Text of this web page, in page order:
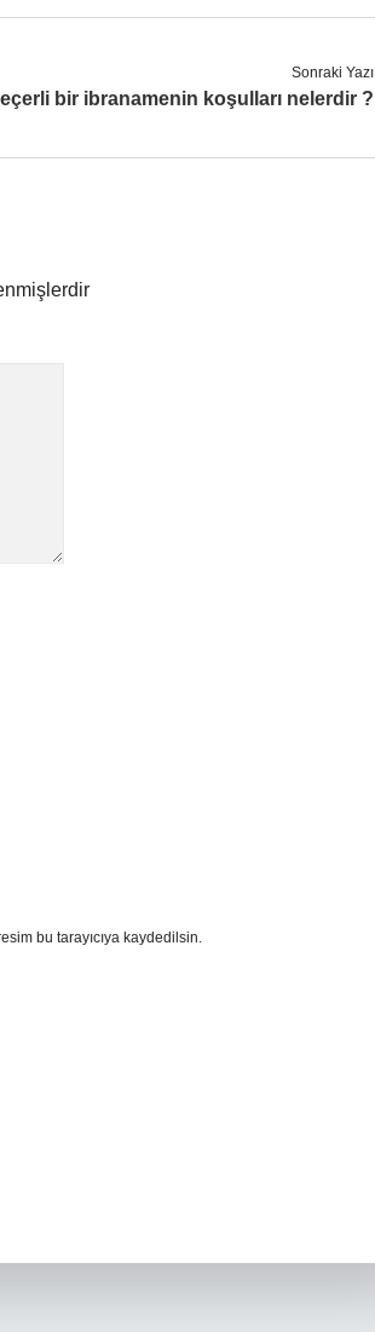
Sonraki Yazı
bir ibranamenin koşulları nelerdir ?
bu tarayıcıya kaydedilsin.